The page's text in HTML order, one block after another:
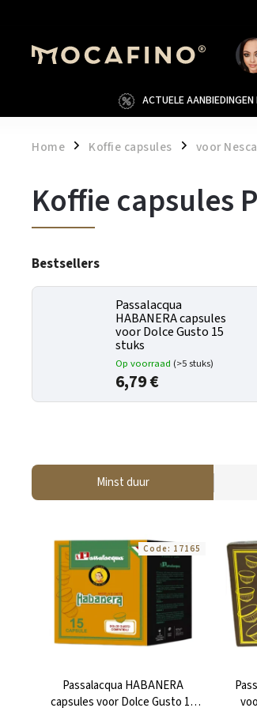
ACTUELE AANBIEDINGEN
Home / Koffie capsules / voor
Koffie capsules
Bestsellers
Passalacqua
HABANERA capsules
voor Dolce Gusto 15
stuks
Op voorraad (>5 stuks)
6,79 €
Minst duur
Passalacqua HABANERA
capsules voor Dolce Gusto 15
Code: 17165